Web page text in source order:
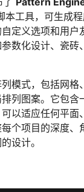
工具，可生成
定义选项和用户
数化设计、瓷砖
模式，包括网格
列图案。它包
以适应任何平面
个项目的深度、
设计。